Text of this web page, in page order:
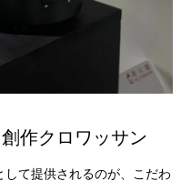
作クロワッサン
て提供されるのが、こだわ